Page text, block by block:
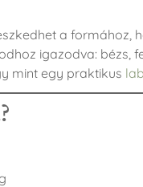
a formához,
igazodva: bézs,
mint egy praktikus